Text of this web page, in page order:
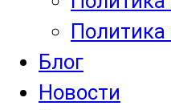
Блог
Новости